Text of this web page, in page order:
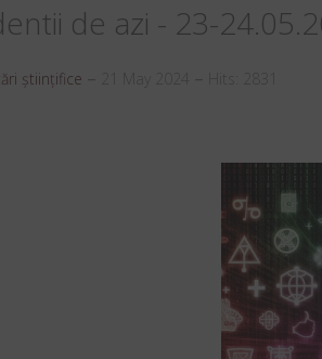
de azi - 23-
științifice